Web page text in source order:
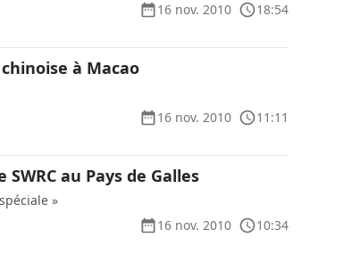
16 nov. 2010
18:54
à Macao
16 nov. 2010
11:11
au Pays de Galles
»
16 nov. 2010
10:34